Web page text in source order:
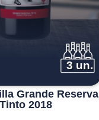
3 un.
Grande Reserva
Tinto 2018